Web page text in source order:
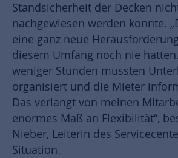
Standsicherheit der Decken
nachgewiesen werden konnte.
eine ganz neue
diesem Umfang noch nie
weniger Stunden mussten
organisiert und die Mieter
Das verlangt von meinen
enormes Maß an Flexibilität“,
Nieber, Leiterin des
Situation.